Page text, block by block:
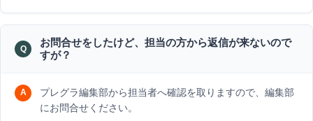
お問合せをしたけど、担当の方から返信が来ないので
すが？
プレグラ編集部から担当者へ確認を取りますので、編集部
にお問合せください。